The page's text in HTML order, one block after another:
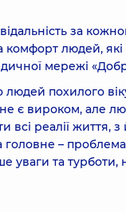
за
комфорт людей, які
мережі
людей похилого
є вироком, але
реалії життя, з
головне –
уваги та турботи,